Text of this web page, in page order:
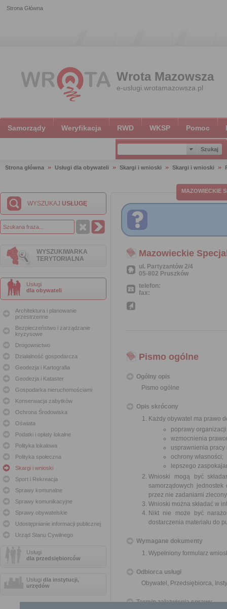
Strona Główna
Wrota Mazowsza
e-uslugi.wrotamazowsza.pl
Samorządy Weryfikacja RWD WKSP Pomoc
Strona główna Usługi dla obywateli Skargi i wnioski Skargi i wnioski
WYSZUKAJ USŁUGĘ
WYSZUKIWARKA
TERYTORIALNA
Usługi
dla obywateli
Architektura i planowanie
przestrzenne
Bezpieczeństwo i zarządzanie
kryzysowe
Drogownictwo
Działalność gospodarcza
Geodezja i Kartografia
Geodezja i Kataster
Gospodarka nieruchomościami
Konserwacja zabytków
Ochrona Środowiska
Oświata
Podatki i opłaty lokalne
Polityka lokalowa
Polityka społeczna
Skargi i wnioski
Sport i Rekreacja
Sprawy komunalne
Sprawy komunikacyjne
Sprawy obywatelskie
Udostępnianie informacji publicznej
Urząd Stanu Cywilnego
Usługi
dla przedsiębiorców
Usługi dla instytucji,
urzędów
MAZOWIECKIE
Mazowieckie
ul. Partyzantów 2/4
05-802 Pruszków
telefon:
fax:
Pismo ogólne
Ogólny opis
Pismo ogólne
Opis skrócony
Każdy obywatel ma prawo
poprawy
wzmocnienia
usprawnienia
ochrony własności;
lepszego
Wnioski mogą być
samorządowych
przez nie zadaniami
Wnioski można składać w
Nikt nie może być
dostarczenia materiału do
Wymagane dokumenty
Wypełniony formularz
Odbiorca usługi
Obywatel, Przedsiębiorca,
Termin załatwienia sprawy